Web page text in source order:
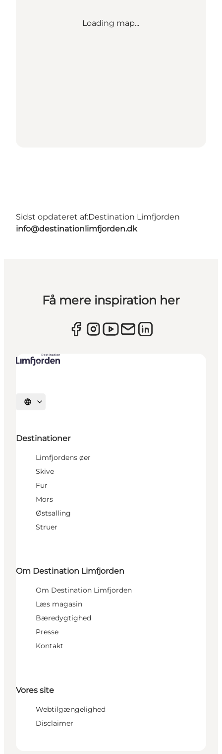
Loading map...
Sidst opdateret af:Destination Limfjorden
info@destinationlimfjorden.dk
Få mere inspiration her
Vælg sprog
Destinationer
Limfjordens øer
Skive
Fur
Mors
Østsalling
Struer
Om Destination Limfjorden
Om Destination Limfjorden
Læs magasin
Bæredygtighed
Presse
Kontakt
Vores site
Webtilgængelighed
Disclaimer